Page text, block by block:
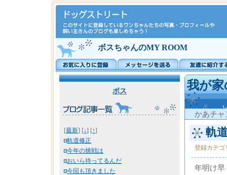
ボスちゃんのMY ROOM
ボス
[最新] [↓] [↑]
軌道修正
今年の挑戦は
おいら待ってるんだ
今回も頂きました
我が
かあチャ
軌
登録カテゴ
年明け